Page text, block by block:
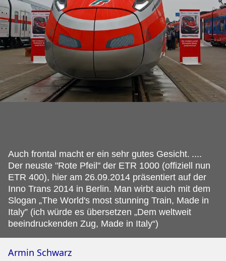
Auch frontal macht er ein sehr gutes Gesicht. ....
Der neuste "Rote Pfeil" der ETR 1000 (offiziell nun
ETR 400), hier am 26.09.2014 präsentiert auf der
Inno Trans 2014 in Berlin. Man wirbt auch mit dem
Slogan „The World's most stunning Train, Made in
Italy” (ich würde es übersetzen „Dem weltweit
beeindruckenden Zug, Made in Italy“)
Armin Schwarz